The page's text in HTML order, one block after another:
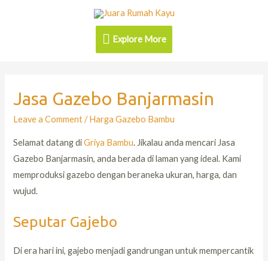
Explore More
Jasa Gazebo Banjarmasin
Leave a Comment /Harga Gazebo Bambu
Selamat datang diGriya Bambu. Jikalau anda mencari Jasa
Gazebo Banjarmasin, anda berada di laman yang ideal. Kami
memproduksi gazebo dengan beraneka ukuran, harga, dan
wujud.
Seputar Gajebo
Di era hari ini, gajebo menjadi gandrungan untuk mempercantik